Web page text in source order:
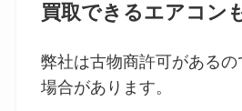
買取できるエアコン
弊社は古物商許可があるの
場合があります。